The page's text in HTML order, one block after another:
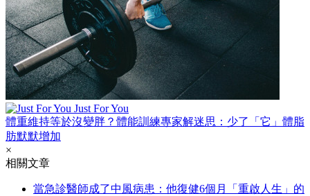
Just For You
體重維持等於沒變胖？體能訓練專家解迷思：少了「它」體脂
肪默默增加
×
相關文章
當急診醫師成了中風病患：他復健6個月「重啟人生」的